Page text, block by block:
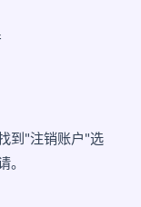
到"注销账户"选
。